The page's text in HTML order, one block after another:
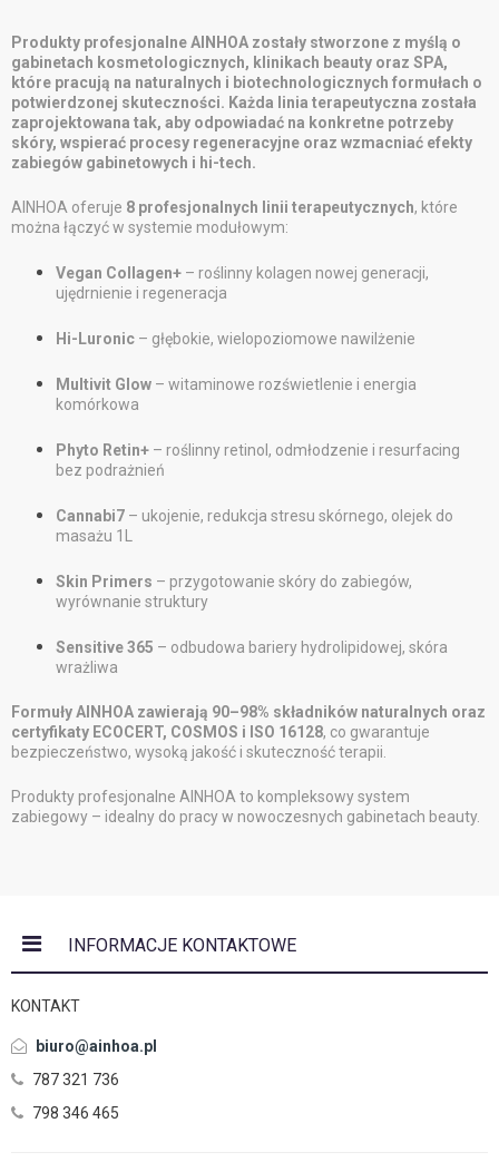
Produkty profesjonalne AINHOA zostały stworzone z myślą o
gabinetach kosmetologicznych, klinikach beauty oraz SPA,
które pracują na naturalnych i biotechnologicznych formułach o
potwierdzonej skuteczności. Każda linia terapeutyczna została
zaprojektowana tak, aby odpowiadać na konkretne potrzeby
skóry, wspierać procesy regeneracyjne oraz wzmacniać efekty
zabiegów gabinetowych i hi-tech.
AINHOA oferuje 8 profesjonalnych linii terapeutycznych, które
można łączyć w systemie modułowym:
Vegan Collagen+ – roślinny kolagen nowej generacji,
ujędrnienie i regeneracja
Hi-Luronic – głębokie, wielopoziomowe nawilżenie
Multivit Glow – witaminowe rozświetlenie i energia
komórkowa
Phyto Retin+ – roślinny retinol, odmłodzenie i resurfacing
bez podrażnień
Cannabi7 – ukojenie, redukcja stresu skórnego, olejek do
masażu 1L
Skin Primers – przygotowanie skóry do zabiegów,
wyrównanie struktury
Sensitive 365 – odbudowa bariery hydrolipidowej, skóra
wrażliwa
Formuły AINHOA zawierają 90–98% składników naturalnych oraz
certyfikaty ECOCERT, COSMOS i ISO 16128, co gwarantuje
bezpieczeństwo, wysoką jakość i skuteczność terapii.
Produkty profesjonalne AINHOA to kompleksowy system
zabiegowy – idealny do pracy w nowoczesnych gabinetach beauty.
INFORMACJE KONTAKTOWE
KONTAKT
biuro@ainhoa.pl
787 321 736
798 346 465